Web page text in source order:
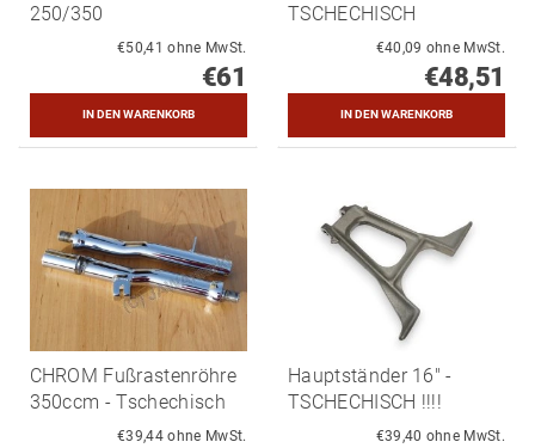
250/350
€50,41 ohne MwSt.
€61
TSCHECHISCH
€40,09 ohne MwSt.
€48,51
CHROM Fußrastenröhre
350ccm - Tschechisch
€39,44 ohne MwSt.
Hauptständer 16" -
TSCHECHISCH !!!!
€39,40 ohne MwSt.